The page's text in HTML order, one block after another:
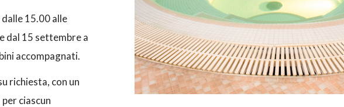
15.00 alle
dal 15 settembre a
accompagnati.
richiesta, con un
ciascun